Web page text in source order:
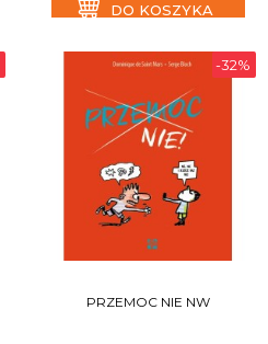
DO KOSZYKA
-32%
PRZEMOC NIE NW